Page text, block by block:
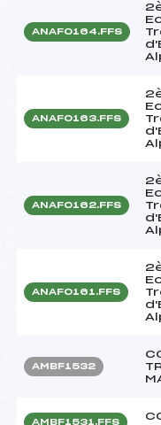
ANAF0164.FFS
ANAF0163.FFS
ANAF0162.FFS
ANAF0161.FFS
AMBF1532
AMBF1531.FFS